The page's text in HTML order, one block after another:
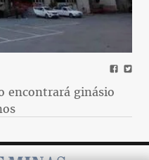
encontrará ginásio